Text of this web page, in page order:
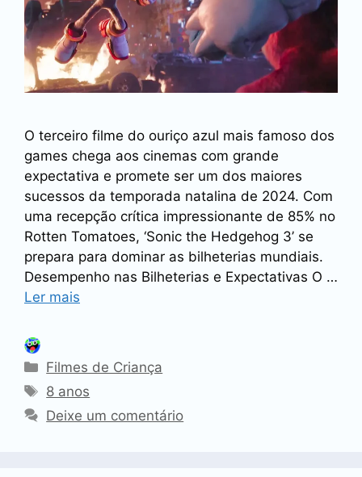
O terceiro filme do ouriço azul mais famoso dos
games chega aos cinemas com grande
expectativa e promete ser um dos maiores
sucessos da temporada natalina de 2024. Com
uma recepção crítica impressionante de 85% no
Rotten Tomatoes, ‘Sonic the Hedgehog 3’ se
prepara para dominar as bilheterias mundiais.
Desempenho nas Bilheterias e Expectativas O …
Ler mais
Categorias
Filmes de Criança
Tags
8 anos
Deixe um comentário